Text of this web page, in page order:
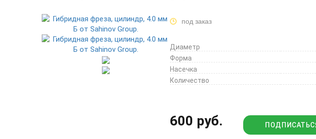
под заказ
Диаметр
Форма
Насечка
Количество
600 руб.